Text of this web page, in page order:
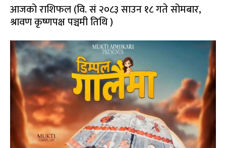
आजको राशिफल (वि. सं २०८३ साउन १८ गते सोमबार,
श्रावण कृष्णपक्ष पञ्चमी तिथि )